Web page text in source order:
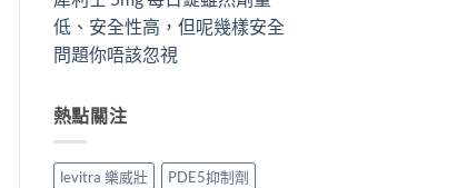
低、安全性高，但呢幾樣安全
問題你唔該忽視
熱點關注
levitra 樂威壯
PDE5抑制劑